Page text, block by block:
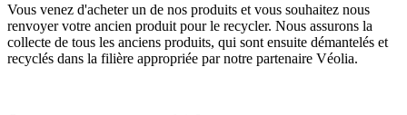
Vous venez d'acheter un de nos produits et vous souhaitez nous
renvoyer votre ancien produit pour le recycler. Nous assurons la
collecte de tous les anciens produits, qui sont ensuite démantelés et
recyclés dans la filière appropriée par notre partenaire Véolia.